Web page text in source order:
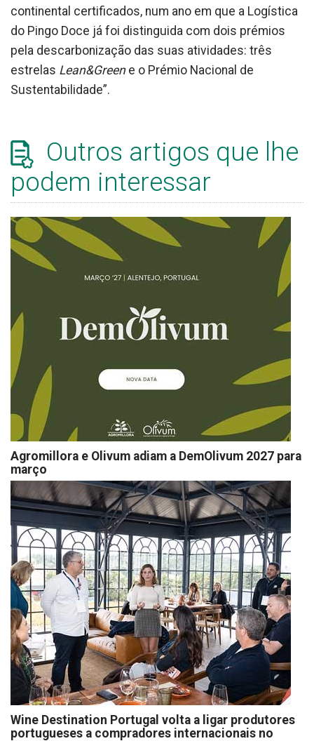
continental certificados, num ano em que a Logística
do Pingo Doce já foi distinguida com dois prémios
pela descarbonização das suas atividades: três
estrelas Lean&Greene o Prémio Nacional de
Sustentabilidade”.
Outros artigos que lhe
podem interessar
Agromillora e Olivum adiam a DemOlivum 2027 para
março
Wine Destination Portugal volta a ligar produtores
portugueses a compradores internacionais no